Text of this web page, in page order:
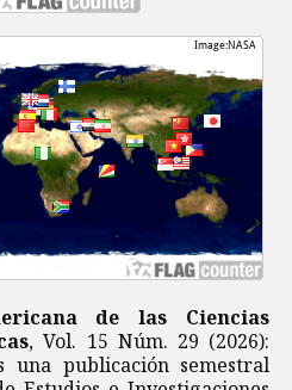
de las Ciencias
, Vol. 15 Núm. 29 (2026):
una publicación semestral